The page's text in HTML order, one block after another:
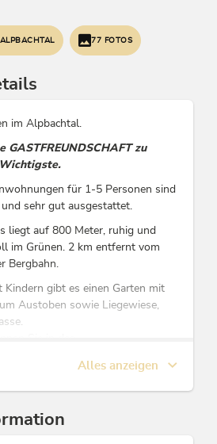
77 FOTOS
im Alpbachtal.
GASTFREUNDSCHAFT zu
für 1-5 Personen sind
sehr gut ausgestattet.
liegt auf 800 Meter, ruhig und
im Grünen. 2 km entfernt vom
Bergbahn.
Kindern gibt es einen Garten mit
Austoben sowie Liegewiese,
für Ausflüge und
Alles anzeigen